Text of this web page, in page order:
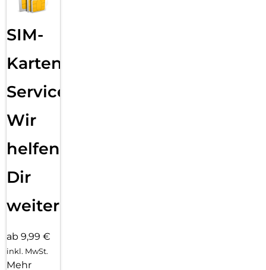
SIM-
Karten
Service:
Wir
helfen
Dir
weiter
ab 9,99 €
inkl. MwSt.
Mehr